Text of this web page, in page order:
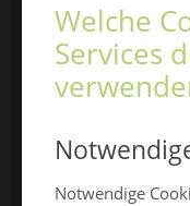
CHAMLAND
ChamlandSchau
ChamlandBau
ChamlandCareer
Welche
Services
Notwendige